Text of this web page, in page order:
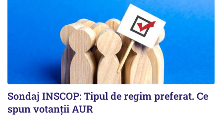
Sondaj INSCOP: Tipul de regim preferat. Ce
spun votanții AUR